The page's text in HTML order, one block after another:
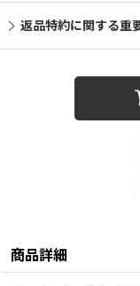
返品特約に関する重
商品詳細